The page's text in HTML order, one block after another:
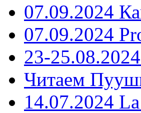
07.09.2024
07.09.2024
23-
Читаем
14.07.2024